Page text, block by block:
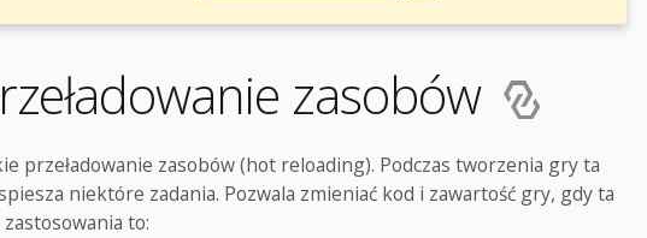
zasobów
przeładowanie zasobów (hot reloading). Podczas tworzenia gry ta
niektóre zadania. Pozwala zmieniać kod i zawartość gry, gdy ta
zastosowania to: